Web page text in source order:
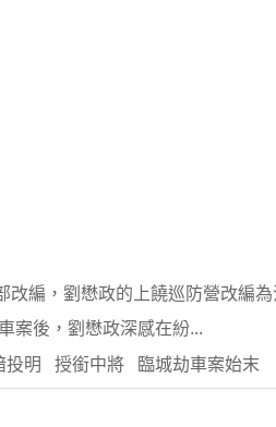
改編，劉懋政的上饒巡防營改編
案後，劉懋政深感在紛...
投明 授銜中將 臨城劫車案始末